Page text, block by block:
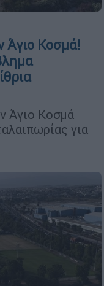
Άγιο Κοσμά!
Άγιο Κοσμά
για